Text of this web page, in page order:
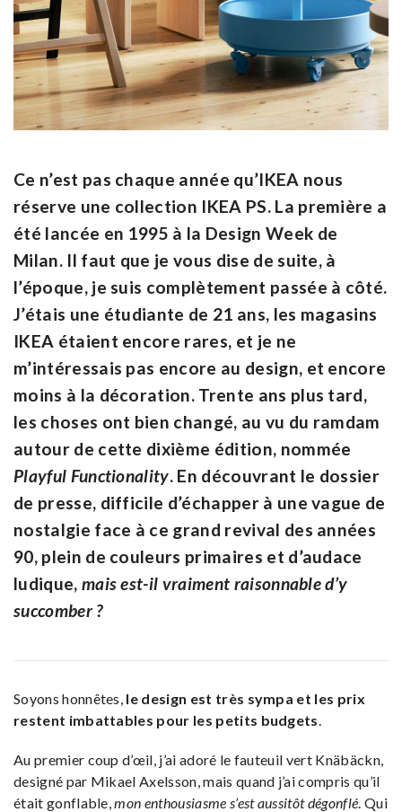
Ce n’est pas chaque année qu’IKEA nous
réserve une collection IKEA PS. La première a
été lancée en 1995 à la Design Week de
Milan. Il faut que je vous dise de suite, à
l’époque, je suis complètement passée à côté.
J’étais une étudiante de 21 ans, les magasins
IKEA étaient encore rares, et je ne
m’intéressais pas encore au design, et encore
moins à la décoration. Trente ans plus tard,
les choses ont bien changé, au vu du ramdam
autour de cette dixième édition, nommée
Playful Functionality. En découvrant le dossier
de presse, difficile d’échapper à une vague de
nostalgie face à ce grand revival des années
90, plein de couleurs primaires et d’audace
ludique, mais est-il vraiment raisonnable d’y
succomber ?
Soyons honnêtes, le design est très sympa et les prix
restent imbattables pour les petits budgets
Au premier coup d’œil, j’ai adoré le fauteuil vert Knäbäckn,
designé par Mikael Axelsson, mais quand j’ai compris qu’il
était gonflable,mon enthousiasme s’est aussitôt dégonflé . Qui